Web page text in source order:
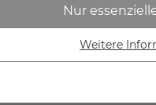
Nur
Essenzielle Cookies
Weitere